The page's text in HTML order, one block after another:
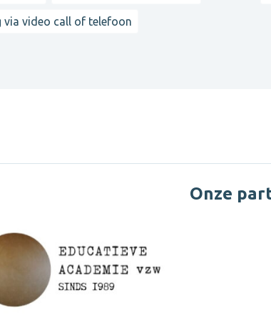
via video call of telefoon
Onze